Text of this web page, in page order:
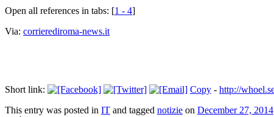
Open all references in tabs: [1 - 4]
Via: corrierediroma-news.it
Short link: Copy - http://
This entry was posted in IT and tagged notizie on December 27, 2014